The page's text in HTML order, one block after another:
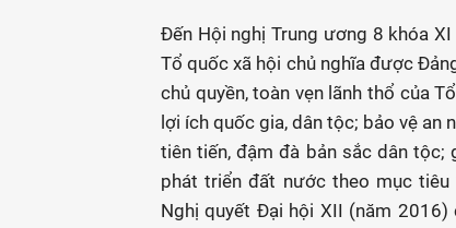
Đến Hội nghị Trung ương 8 khóa
Tổ quốc xã hội chủ nghĩa được
chủ quyền, toàn vẹn lãnh thổ của
lợi ích quốc gia, dân tộc; bảo vệ an
tiên tiến, đậm đà bản sắc dân
phát triển đất nước theo mục tiêu
Nghị quyết Đại hội XII (năm 2016)